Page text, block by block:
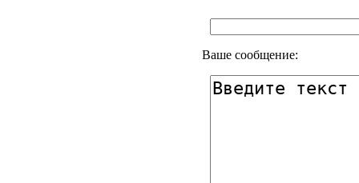
Ваше сообщение: